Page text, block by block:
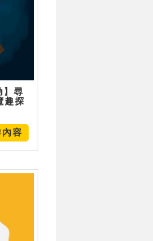
】尋
趣探
內容